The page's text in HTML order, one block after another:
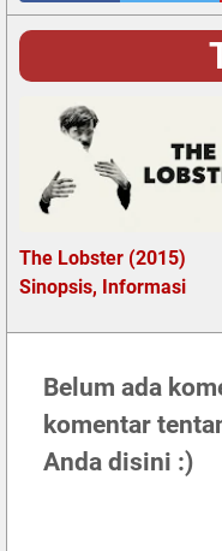
The Lobster (2015)
Sinopsis, Informasi
Belum ada
komentar
Anda disini :)